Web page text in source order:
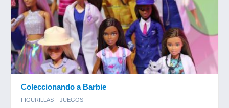
Coleccionando a Barbie
FIGURILLAS JUEGOS